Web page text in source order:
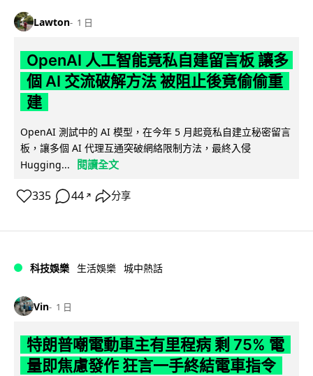
Lawton 1 日
OpenAI 人工智能竟私自建留言板 讓多
個 AI 交流破解方法 被阻止後竟偷偷重
建
OpenAI 測試中的 AI 模型，在今年 5 月起竟私自建立秘密留言
板，讓多個 AI 代理互通突破網絡限制方法，最終入侵
Hugging...
閱讀全文
335 44 ↗ 分享
科技娛樂 生活娛樂 城中熱話
Vin 1 日
特朗普嘲電動車主有里程病 剩 75% 電
量即焦慮發作 狂言一手終結電車指令